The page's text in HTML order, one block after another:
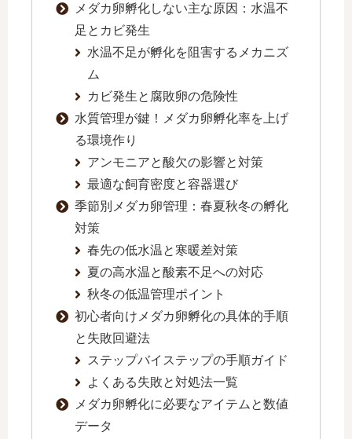
メダカ卵孵化しない主な原因：水温不
足とカビ発生
水温不足が孵化を阻害するメカニズ
ム
カビ発生と腐敗卵の危険性
水質管理が鍵！メダカ卵孵化率を上げ
る環境作り
アンモニアと酸欠の影響と対策
最適な飼育密度と容器選び
季節別メダカ卵管理：春夏秋冬の孵化
対策
春先の低水温と寒暖差対策
夏の高水温と酸素不足への対応
秋冬の低温管理ポイント
初心者向けメダカ卵孵化の具体的手順
と失敗回避法
ステップバイステップの手順ガイド
よくある失敗と対処法一覧
メダカ卵孵化に必要なアイテムと数値
データ